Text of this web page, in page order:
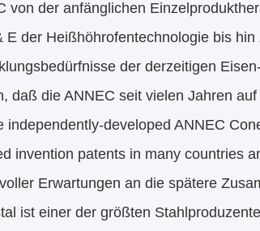
von der anfänglichen
E der Heißhöhrofentechnologie bis
der derzeitigen
daß die ANNEC seit vielen Jahren
independently-developed ANNEC
invention patents in many countries
Erwartungen an die spätere
ist einer der größten